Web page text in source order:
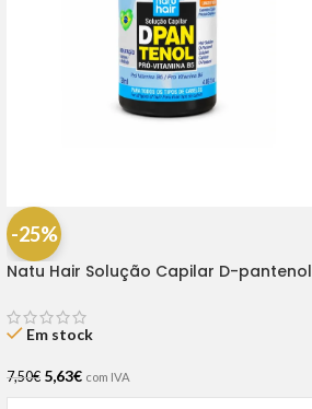
-25%
Natu Hair Solução Capilar D-pantenol
Em stock
7,50€ 5,63€ com IVA